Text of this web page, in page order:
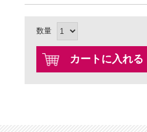
数量
カートに入れる